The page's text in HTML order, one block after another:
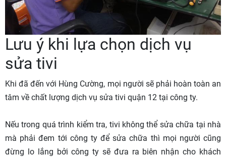
Lưu ý khi lựa chọn dịch vụ
sửa tivi
Khi đã đến với Hùng Cường, mọi người sẽ phải hoàn toàn an
tâm về chất lượng dịch vụ sửa tivi quận 12 tại công ty.
Nếu trong quá trình kiểm tra, tivi không thể sửa chữa tại nhà
mà phải đem tới công ty để sửa chữa thì mọi người cũng
đừng lo lắng bởi công ty sẽ đưa ra biên nhận cho khách